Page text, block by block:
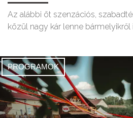
Az alábbi öt szenzációs,
közül nagy kár lenne bármelyikről
PROGRAMOK